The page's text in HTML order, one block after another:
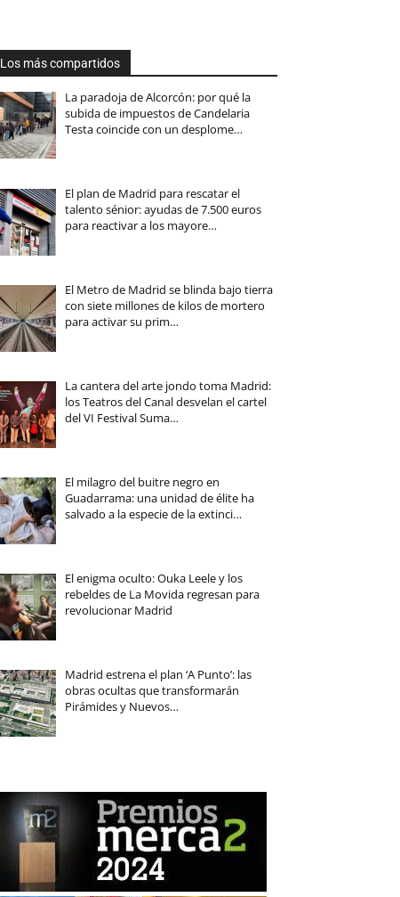
Los más compartidos
La paradoja de Alcorcón: por qué la
subida de impuestos de Candelaria
Testa coincide con un desplome…
El plan de Madrid para rescatar el
talento sénior: ayudas de 7.500 euros
para reactivar a los mayore…
El Metro de Madrid se blinda bajo tierra
con siete millones de kilos de mortero
para activar su prim…
La cantera del arte jondo toma Madrid:
los Teatros del Canal desvelan el cartel
del VI Festival Suma…
El milagro del buitre negro en
Guadarrama: una unidad de élite ha
salvado a la especie de la extinci…
El enigma oculto: Ouka Leele y los
rebeldes de La Movida regresan para
revolucionar Madrid
Madrid estrena el plan ‘A Punto’: las
obras ocultas que transformarán
Pirámides y Nuevos…